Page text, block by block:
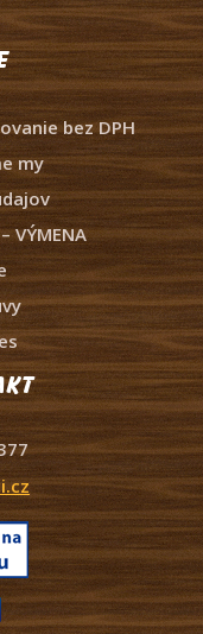
bez DPH
my
VÝMENA